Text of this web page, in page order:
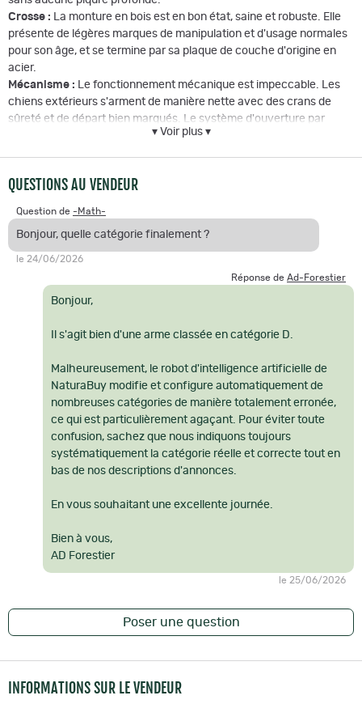
Crosse : La monture en bois est en bon état, saine et robuste. Elle
présente de légères marques de manipulation et d'usage normales
pour son âge, et se termine par sa plaque de couche d'origine en
acier.
Mécanisme : Le fonctionnement mécanique est impeccable. Les
chiens extérieurs s'arment de manière nette avec des crans de
sûreté et de départ bien marqués. Le système d'ouverture par
levier latéral fonctionne parfaitement et assure un verrouillage
pour une arme de cette époque. On note la présence de traces de
tubes s'éclaircit rapidement pour redevenir majoritairement miroir
sur le reste de la longueur, avec seulement quelques imperfections
mineures.
Référence :A1467
Détails techniques :
Arme de Catégorie D :: Aucune licence requise - Doit être âgé de
18 ans ou plus.
État de l'objet :: Occasion, état général : 7/10
: Contractuelles : L'article correspond exactement aux
▾ Voir plus ▾
QUESTIONS AU VENDEUR
Question de -Math-
Bonjour, quelle catégorie finalement ?
le 24/06/2026
Réponse de Ad-Forestier
Bonjour,
Il s'agit bien d'une arme classée en catégorie D.
Malheureusement, le robot d'intelligence artificielle de
NaturaBuy modifie et configure automatiquement de
nombreuses catégories de manière totalement erronée,
ce qui est particulièrement agaçant. Pour éviter toute
confusion, sachez que nous indiquons toujours
systématiquement la catégorie réelle et correcte tout en
bas de nos descriptions d'annonces.
En vous souhaitant une excellente journée.
Bien à vous,
AD Forestier
le 25/06/2026
Poser une question
INFORMATIONS SUR LE VENDEUR